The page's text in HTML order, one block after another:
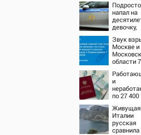
напал на
девочку,
квартиру
Звук
Москве и
области 7
года:
источник,
откуда
громкий
хлопок
и
по 27 400
сентябре -
Живущая
Италии
русская
сравнила